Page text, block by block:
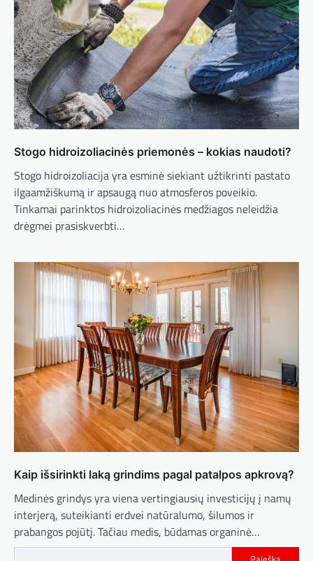
Stogo hidroizoliacinės priemonės – kokias naudoti?
Stogo hidroizoliacija yra esminė siekiant užtikrinti pastato
ilgaamžiškumą ir apsaugą nuo atmosferos poveikio.
Tinkamai parinktos hidroizoliacinės medžiagos neleidžia
drėgmei prasiskverbti…
Kaip išsirinkti laką grindims pagal patalpos apkrovą?
Medinės grindys yra viena vertingiausių investicijų į namų
interjerą, suteikianti erdvei natūralumo, šilumos ir
prabangos pojūtį. Tačiau medis, būdamas organinė…